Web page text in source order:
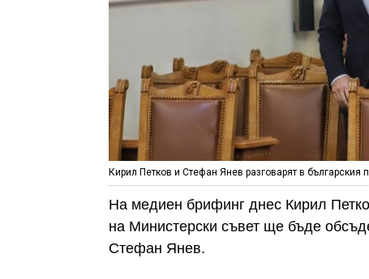
Кирил Петков и Стефан Янев разговарят в българския
На медиен брифинг днес Кирил
на Министерски съвет ще бъде
Стефан Янев.